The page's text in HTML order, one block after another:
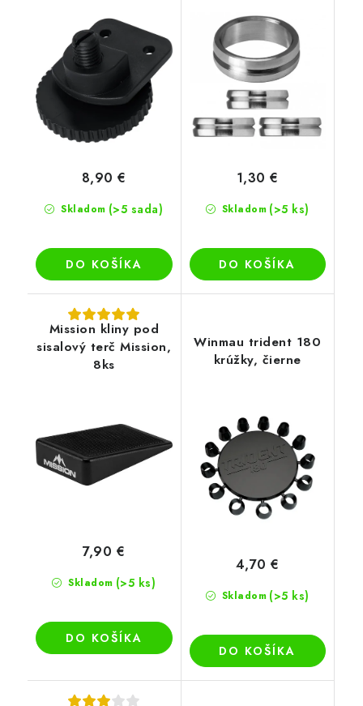
Skladom (>5 sada)
8,90 €
DO KOŠÍKA
Skladom (>5 ks)
1,30 €
DO KOŠÍKA
Mission kliny pod
sisalový terč Mission,
8ks
Skladom (>5 ks)
7,90 €
DO KOŠÍKA
Winmau trident 180
krúžky, čierne
Skladom (>5 ks)
4,70 €
DO KOŠÍKA